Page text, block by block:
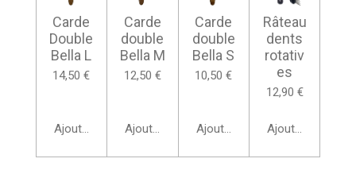
Carde
Double
Bella L
14,50 €
Ajouter au panier
Carde
double
Bella M
12,50 €
Ajouter au panier
Carde
double
Bella S
10,50 €
Ajouter au panier
Râteau
dents
rotativ
es
12,90 €
Ajouter au panier